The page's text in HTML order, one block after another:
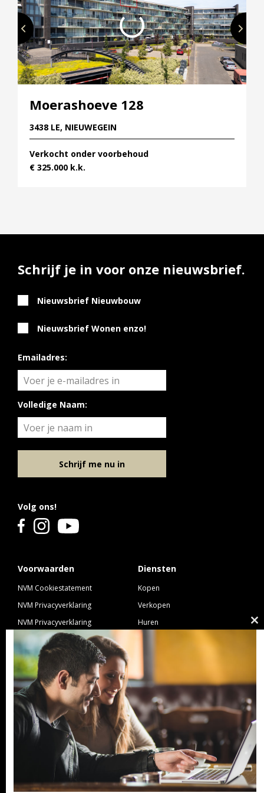
Moerashoeve 128
3438 LE, NIEUWEGEIN
Verkocht onder voorbehoud
€ 325.000 k.k.
Voorwaarden
NVM Cookiestatement
NVM Privacyverklaring
NVM Privacyverklaring
Nieuwbouw
NVM Voorwaarden Consument
NVM Voorwaarden
Professionele Opdrachtgevers
Diensten
Kopen
Verkopen
Huren
Hypotheek
Verzekeren
Links
Ibiza Real Estate BDK
NieuwWonenUtrecht
Volg ons!
Schrijf je in voor onze nieuwsbrief.
Nieuwsbrief Nieuwbouw
Nieuwsbrief Wonen enzo!
Emailadres:
Volledige Naam:
Schrijf me nu in